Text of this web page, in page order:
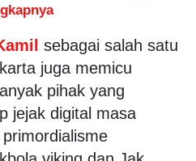
sebagai salah satu
juga memicu
pihak yang
jejak digital masa